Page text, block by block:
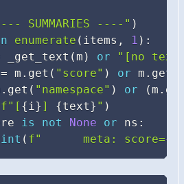
SUMMARIES ----" )
enumerate ( items , 1 ) :
_get_text (m ) or
"[no
= m . get ( "score" ) or m . get
. get ( "namespace" ) or (m .
f"[ {i} ] {text} " )
is not None or ns :
( f"      meta: score={